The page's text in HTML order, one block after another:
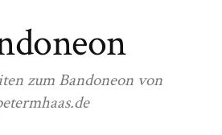
zum Bandoneon von